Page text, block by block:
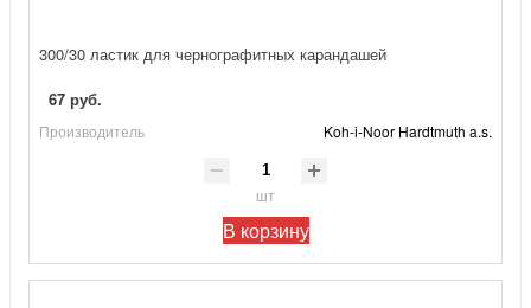
300/30 ластик для чернографитных карандашей
67 руб.
Производитель Koh-i-Noor Hardtmuth a.s.
шт
В корзину